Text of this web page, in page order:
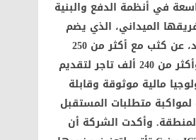
في أنظمة الدفع والبنية
الميداني، الذي يضم
أكثر من 3000 فرد، عن كثب مع أكثر من 250
مؤسسة مالية وأكثر من 240 ألف تاجر لتقديم
مالية موثوقة وقابلة
متطلبات المستقبل
وأكدت الشركة أن